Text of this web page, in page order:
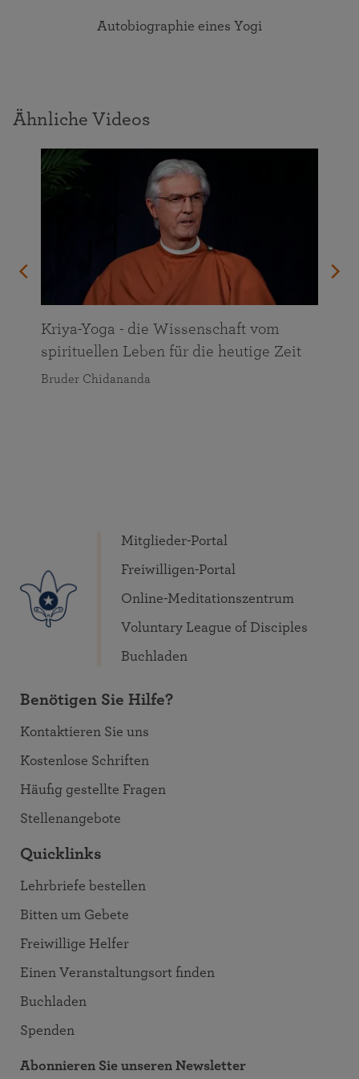
Autobiographie eines Yogi
Ähnliche Videos
Kriya-Yoga - die Wissenschaft vom
spirituellen Leben für die heutige Zeit
Bruder Chidananda
Mitglieder-Portal
Freiwilligen-Portal
Online-Meditationszentrum
Voluntary League of Disciples
Buchladen
Benötigen Sie Hilfe?
Kontaktieren Sie uns
Kostenlose Schriften
Häufig gestellte Fragen
Stellenangebote
Quicklinks
Lehrbriefe bestellen
Bitten um Gebete
Freiwillige Helfer
Einen Veranstaltungsort finden
Buchladen
Spenden
Abonnieren Sie unseren Newsletter